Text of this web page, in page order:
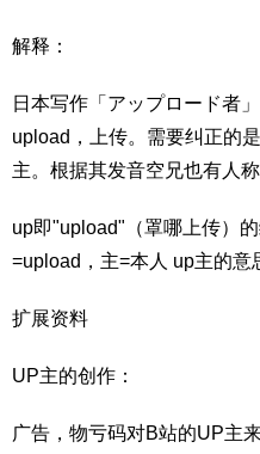
解释：
日本写作「アップロード者
upload，上传。需要纠正的
主。根据其发音空兄也有人称
up即"upload"（罩哪上传）
=upload，主=本人 up主的意
扩展资料
UP主的创作：
广告，物亏码对B站的UP主